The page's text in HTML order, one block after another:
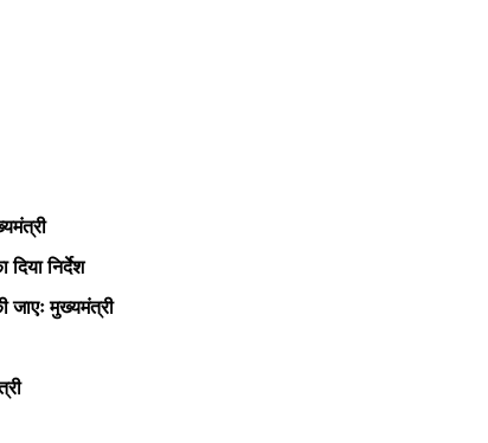
निर्देश
जाएः मुख्यमंत्री